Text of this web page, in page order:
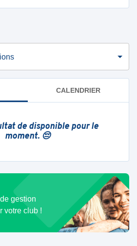
CALENDRIER
de disponible pour le
moment. 😔
gestion
votre club !